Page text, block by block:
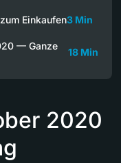
Einkaufen3 Min
— Ganze
18 Min
2020